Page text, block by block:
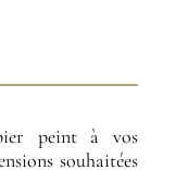
peint à vos
souhaitées